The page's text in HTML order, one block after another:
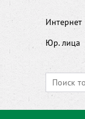
Интернет
Юр. лица